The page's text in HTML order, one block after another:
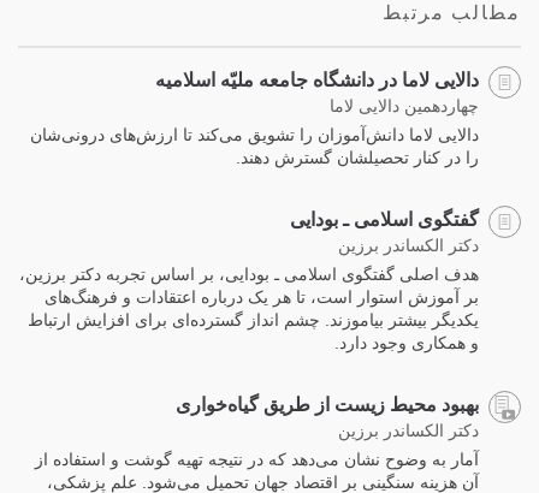
مطالب مرتبط
دالایی لاما در دانشگاه جامعه ملیّه اسلامیه
چهاردهمین دالایی لاما
دالایی لاما دانش‌آموزان را تشویق می‌کند تا ارزش‌های درونی‌شان
را در کنار تحصیلشان گسترش دهند.
گفتگوی اسلامی ـ بودایی
دکتر الکساندر برزین
هدف اصلی گفتگوی اسلامی ـ بودایی، بر اساس تجربه دکتر برزین،
بر آموزش استوار است، تا هر یک درباره اعتقادات و فرهنگ‌های
یکدیگر بیشتر بیاموزند. چشم انداز گسترده‌ای برای افزایش ارتباط
و همکاری وجود دارد.
بهبود محیط زیست از طریق گیاه‌خواری
دکتر الکساندر برزین
آمار به وضوح نشان می‌دهد که در نتیجه تهیه گوشت و استفاده از
آن هزینه سنگینی بر اقتصاد جهان تحمیل می‌شود. علم پزشکی،